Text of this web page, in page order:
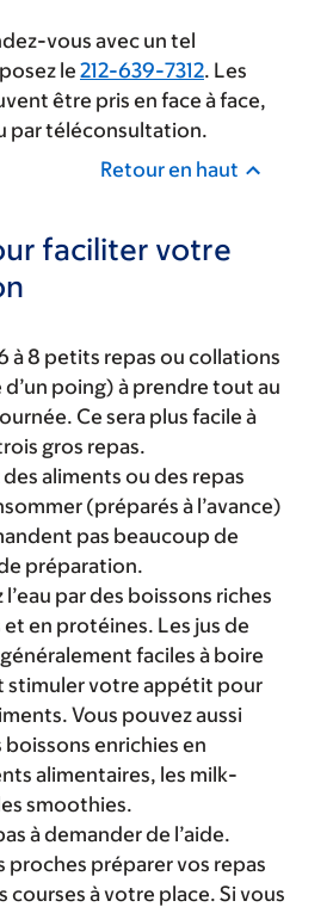
vous avec un tel
le212-639-7312. Les
être pris en face à face,
par téléconsultation.
Retour en haut
faciliter votre
à 8 petits repas ou collations
d’un poing) à prendre tout au
Ce sera plus facile à
gros repas.
aliments ou des repas
(préparés à l’avance)
pas beaucoup de
préparation.
l’eau par des boissons riches
et en protéines. Les jus de
faciles à boire
stimuler votre appétit pour
Vous pouvez aussi
boissons enrichies en
alimentaires, les milk-
smoothies.
à demander de l’aide.
proches préparer vos repas
courses à votre place. Si vous